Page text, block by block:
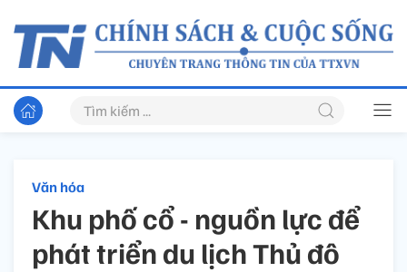
Văn hóa
Khu phố cổ - nguồn lực để
phát triển du lịch Thủ đô